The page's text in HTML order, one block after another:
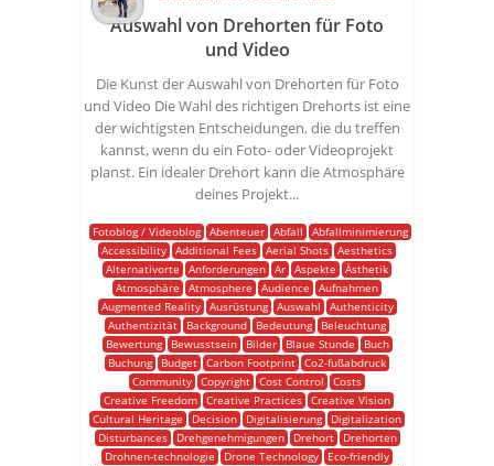
Auswahl von Drehorten für Foto
und Video
Die Kunst der Auswahl von Drehorten für Foto
und Video Die Wahl des richtigen Drehorts ist eine
der wichtigsten Entscheidungen, die du treffen
kannst, wenn du ein Foto- oder Videoprojekt
planst. Ein idealer Drehort kann die Atmosphäre
deines Projekt...
Fotoblog / Videoblog Abenteuer Abfall
Abfallminimierung
Accessibility Additional Fees Aerial Shots Aesthetics
Alternativorte
Anforderungen Ar Aspekte
Ästhetik
Atmosphäre
Atmosphere Audience
Aufnahmen
Augmented Reality
Ausrüstung Auswahl
Authenticity
Authentizität
Background Bedeutung
Beleuchtung
Bewertung
Bewusstsein Bilder Blaue Stunde
Buch
Buchung
Budget Carbon Footprint Co2-fußabdruck
Community Copyright Cost Control
Costs
Creative Freedom Creative Practices Creative Vision
Cultural Heritage
Decision Digitalisierung
Digitalization
Disturbances
Drehgenehmigungen Drehort
Drehorten
Drohnen-technologie
Drone Technology
Eco-friendly